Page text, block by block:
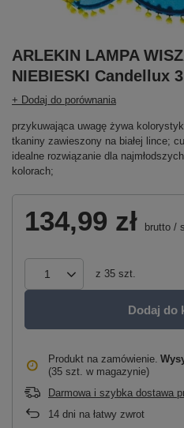
ARLEKIN LAMPA
NIEBIESKI Candellux
+ Dodaj do porównania
przykuwająca uwagę żywa
tkaniny zawieszony na białej lince;
idealne rozwiązanie dla
kolorach;
134,99 zł brutto /
z 35 szt.
Dodaj do
Produkt na zamówienie
(35 szt. w magazynie)
Darmowa i szybka dostawa
14 dni na łatwy zwrot